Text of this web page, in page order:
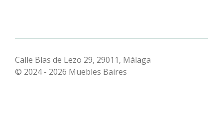
Calle Blas de Lezo 29, 29011, Málaga
© 2024 - 2026 Muebles Baires